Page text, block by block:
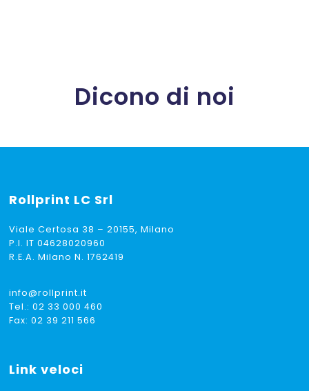
Dicono di noi
Rollprint LC Srl
Viale Certosa 38 – 20155, Milano
P.I. IT 04628020960
R.E.A. Milano N. 1762419
info@rollprint.it
Tel.:02 33 000 460
Fax: 02 39 211 566
Link veloci